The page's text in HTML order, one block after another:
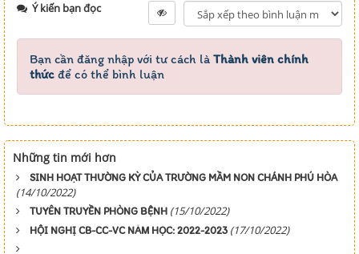
Ý kiến bạn đọc
Bạn cần đăng nhập với tư cách là Thành viên chính
thức để có thể bình luận
Những tin mới hơn
SINH HOẠT THƯỜNG KỲ CỦA TRƯỜNG MẦM NON CHÁNH PHÚ HÒA
(14/10/2022)
TUYÊN TRUYỀN PHÒNG BỆNH (15/10/2022)
HỘI NGHỊ CB-CC-VC NĂM HỌC: 2022-2023 (17/10/2022)